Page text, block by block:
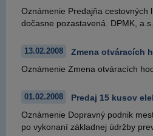
Oznámenie Predajňa
dočasne pozastavená. DPMK,
13.02.2008
Zmena otváracích
Oznámenie Zmena otváracích
01.02.2008
Predaj 15 kusov
Oznámenie Dopravný podnik
po vykonaní základnej údržby